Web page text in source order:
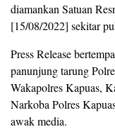
diamankan Satuan
[15/08/2022] sekitar
Press Release
panunjung tarung
Wakapolres Kapuas,
Narkoba Polres
awak media.